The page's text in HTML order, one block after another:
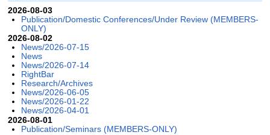
2026-08-03
Publication/Domestic Conferences/Under Review (MEMBERS-
ONLY)
2026-08-02
News/2026-07-15
News
News/2026-07-14
RightBar
Research/Archives
News/2026-06-05
News/2026-01-22
News/2026-04-01
2026-08-01
Publication/Seminars (MEMBERS-ONLY)